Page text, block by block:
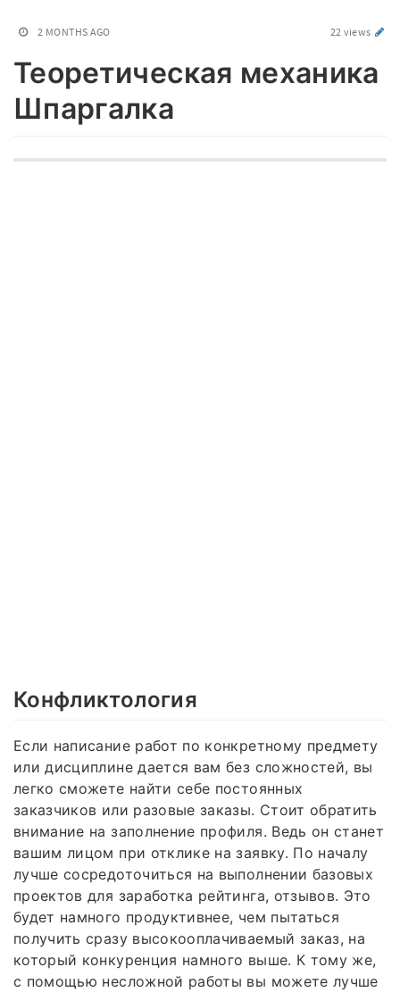
2 MONTHS AGO 22 views
Теоретическая механика
Шпаргалка
Конфликтология
Если написание работ по конкретному предмету
или дисциплине дается вам без сложностей, вы
легко сможете найти себе постоянных
заказчиков или разовые заказы. Стоит обратить
внимание на заполнение профиля. Ведь он станет
вашим лицом при отклике на заявку. По началу
лучше сосредоточиться на выполнении базовых
проектов для заработка рейтинга, отзывов. Это
будет намного продуктивнее, чем пытаться
получить сразу высокооплачиваемый заказ, на
который конкуренция намного выше. К тому же,
с помощью несложной работы вы можете лучше